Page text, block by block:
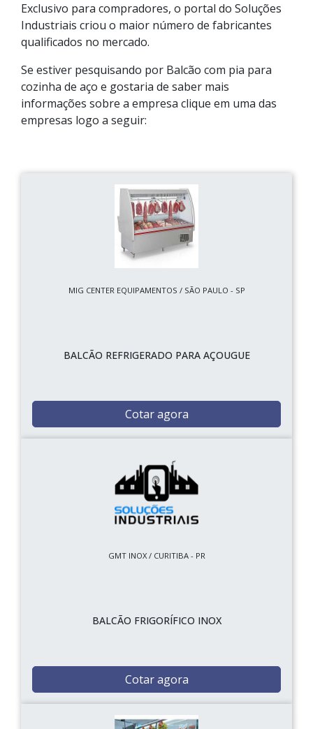
Exclusivo para compradores, o portal do Soluções
Industriais criou o maior número de fabricantes
qualificados no mercado.
Se estiver pesquisando por Balcão com pia para
cozinha de aço e gostaria de saber mais
informações sobre a empresa clique em uma das
empresas logo a seguir:
MIG CENTER EQUIPAMENTOS / SÃO PAULO - SP
BALCÃO REFRIGERADO PARA AÇOUGUE
Cotar agora
GMT INOX / CURITIBA - PR
BALCÃO FRIGORÍFICO INOX
Cotar agora